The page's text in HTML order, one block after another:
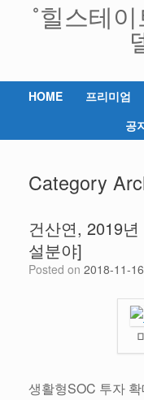
˚힐스테
HOME 프리미엄
공
Category
건산연, 2019
설분야]
Posted on 2018-11-16
생활형SOC 투자